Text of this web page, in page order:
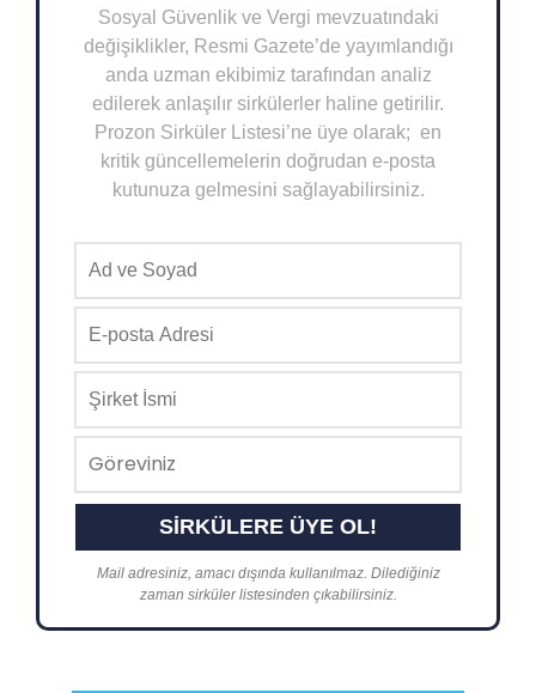
Sosyal Güvenlik ve Vergi mevzuatındaki
değişiklikler, Resmi Gazete’de yayımlandığı
anda uzman ekibimiz tarafından analiz
edilerek anlaşılır sirkülerler haline getirilir.
Prozon Sirküler Listesi’ne üye olarak; en
kritik güncellemelerin doğrudan e-posta
kutunuza gelmesini sağlayabilirsiniz.
Mail adresiniz, amacı dışında kullanılmaz. Dilediğiniz
zaman sirküler listesinden çıkabilirsiniz.